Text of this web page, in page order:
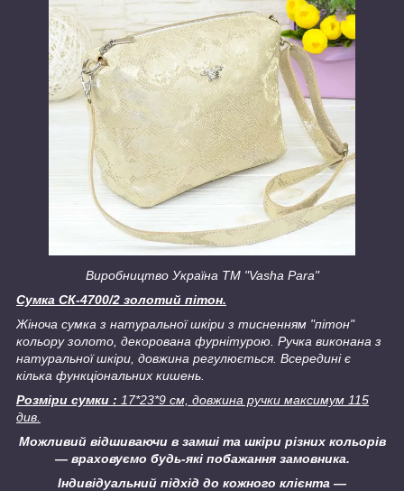
Виробництво Україна ТМ "Vasha Para"
Сумка СК-4700/2 золотий пітон.
Жіноча сумка з натуральної шкіри з тисненням "пітон"
кольору золото, декорована фурнітурою. Ручка виконана з
натуральної шкіри, довжина регулюється. Всередині є
кілька функціональних кишень.
Розміри сумки : 17*23*9 см, довжина ручки максимум 115
див.
Можливий відшиваючи в замші та шкіри різних кольорів
― враховуємо будь-які побажання замовника.
Індивідуальний підхід до кожного клієнта ―